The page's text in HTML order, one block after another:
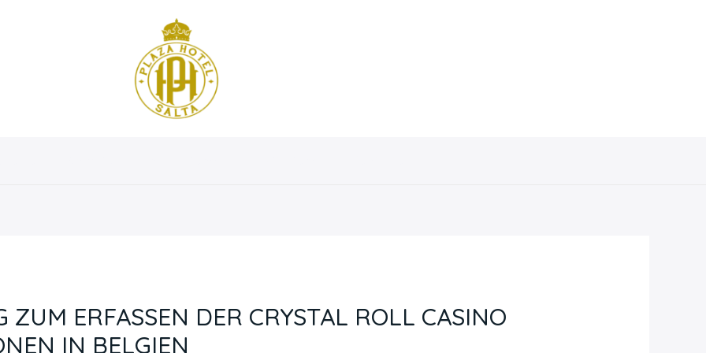
ZUM ERFASSEN DER CRYSTAL ROLL CASINO
IN BELGIEN